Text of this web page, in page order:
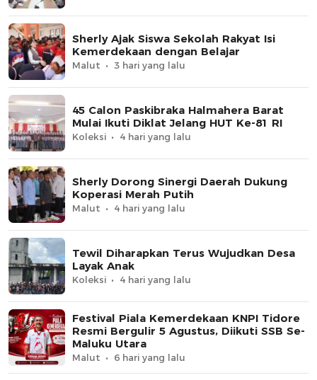
Sherly Ajak Siswa Sekolah Rakyat Isi
Kemerdekaan dengan Belajar
Malut 3 hari yang lalu
45 Calon Paskibraka Halmahera Barat
Mulai Ikuti Diklat Jelang HUT Ke-81 RI
Koleksi 4 hari yang lalu
Sherly Dorong Sinergi Daerah Dukung
Koperasi Merah Putih
Malut 4 hari yang lalu
Tewil Diharapkan Terus Wujudkan Desa
Layak Anak
Koleksi 4 hari yang lalu
Festival Piala Kemerdekaan KNPI Tidore
Resmi Bergulir 5 Agustus, Diikuti SSB Se-
Maluku Utara
Malut 6 hari yang lalu